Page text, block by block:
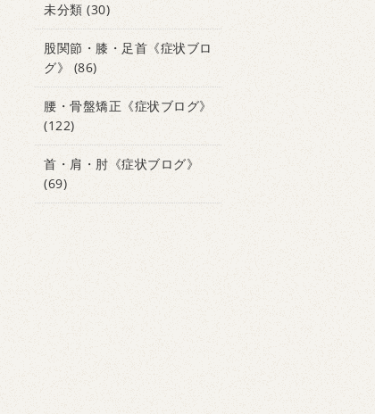
未分類 (30)
股関節・膝・足首《症状ブロ
グ》
(86)
腰・骨盤矯正《症状ブログ》
(122)
首・肩・肘《症状ブログ》
(69)